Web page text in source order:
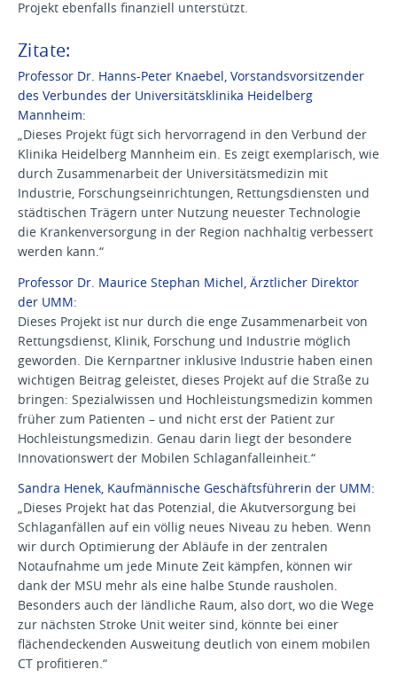
Projekt ebenfalls finanziell unterstützt.
Zitate:
Professor Dr. Hanns-Peter Knaebel, Vorstandsvorsitzender
des Verbundes der Universitätsklinika Heidelberg
Mannheim:
„Dieses Projekt fügt sich hervorragend in den Verbund der
Klinika Heidelberg Mannheim ein. Es zeigt exemplarisch, wie
durch Zusammenarbeit der Universitätsmedizin mit
Industrie, Forschungseinrichtungen, Rettungsdiensten und
städtischen Trägern unter Nutzung neuester Technologie
die Krankenversorgung in der Region nachhaltig verbessert
werden kann.“
Professor Dr. Maurice Stephan Michel, Ärztlicher Direktor
der UMM:
Dieses Projekt ist nur durch die enge Zusammenarbeit von
Rettungsdienst, Klinik, Forschung und Industrie möglich
geworden. Die Kernpartner inklusive Industrie haben einen
wichtigen Beitrag geleistet, dieses Projekt auf die Straße zu
bringen: Spezialwissen und Hochleistungsmedizin kommen
früher zum Patienten – und nicht erst der Patient zur
Hochleistungsmedizin. Genau darin liegt der besondere
Innovationswert der Mobilen Schlaganfalleinheit.“
Sandra Henek, Kaufmännische Geschäftsführerin der UMM:
„Dieses Projekt hat das Potenzial, die Akutversorgung bei
Schlaganfällen auf ein völlig neues Niveau zu heben. Wenn
wir durch Optimierung der Abläufe in der zentralen
Notaufnahme um jede Minute Zeit kämpfen, können wir
dank der MSU mehr als eine halbe Stunde rausholen.
Besonders auch der ländliche Raum, also dort, wo die Wege
zur nächsten Stroke Unit weiter sind, könnte bei einer
flächendeckenden Ausweitung deutlich von einem mobilen
CT profitieren.“